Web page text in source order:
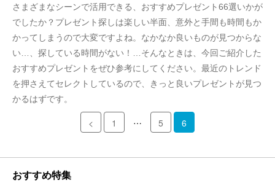
さまざまなシーンで活用できる、おすすめプレゼント66選いかが
でしたか？プレゼント探しは楽しい半面、意外と手間も時間もか
かってしまうので大変ですよね。なかなか良いものが見つからな
い…、探している時間がない！…そんなときは、今回ご紹介した
おすすめプレゼントをぜひ参考にしてください。最近のトレンド
を押さえてセレクトしているので、きっと良いプレゼントが見つ
かるはずです。
< 1 … 5 6
おすすめ特集